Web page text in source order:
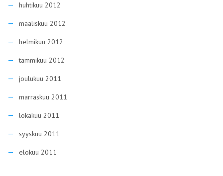
huhtikuu 2012
maaliskuu 2012
helmikuu 2012
tammikuu 2012
joulukuu 2011
marraskuu 2011
lokakuu 2011
syyskuu 2011
elokuu 2011